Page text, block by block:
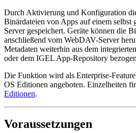
Durch Aktivierung und Konfiguration
Binärdateien von Apps auf einem selbst
Server gespeichert. Geräte können die
anschließend vom WebDAV-Server
Metadaten weiterhin aus dem
oder dem IGEL App-Repository
Die Funktion wird als Enterprise-
OS Editionen angeboten. Einzelheiten
Editionen.
Voraussetzungen